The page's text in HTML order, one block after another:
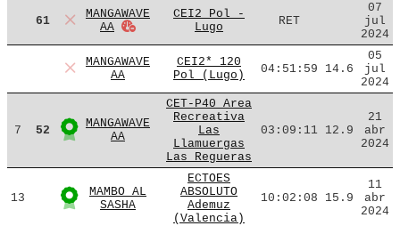
61
MANGAWAVE
AA
CEI2 Pol -
Lugo
RET
07
jul
2024
MANGAWAVE
AA
CEI2* 120
Pol (Lugo)
04:51:59 14.6
05
jul
2024
7 52
MANGAWAVE
AA
CET-P40 Area
Recreativa
Las
Llamuergas
Las Regueras
03:09:11 12.9
21
abr
2024
13
MAMBO AL
SASHA
ECTOES
ABSOLUTO
Ademuz
(Valencia)
10:02:08 15.9
11
abr
2024